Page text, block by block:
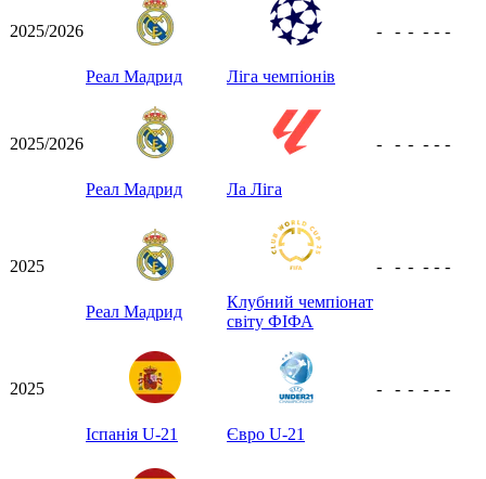
2025/2026
Реал Мадрид Ліга чемпіонів
- - - - - -
2025/2026
Реал Мадрид Ла Ліга
- - - - - -
2025
Реал Мадрид
Клубний чемпіонат
світу ФІФА
- - - - - -
2025
Іспанія U-21 Євро U-21
- - - - - -